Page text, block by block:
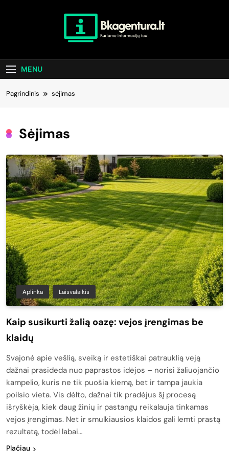
Bkagentura.lt
MENU
Pagrindinis sėjimas
Sėjimas
Aplinka Laisvalaikis
Kaip susikurti žalią oazę: vejos įrengimas be
klaidų
Svajonė apie vešlią, sveiką ir estetiškai patrauklią veją
dažnai prasideda nuo paprastos idėjos – norisi žaliuojančio
kampelio, kuris ne tik puošia kiemą, bet ir tampa jaukia
poilsio vieta. Vis dėlto, dažnai tik pradėjus šį procesą
išryškėja, kiek daug žinių ir pastangų reikalauja tinkamas
vejos įrengimas. Net ir smulkiausios klaidos gali lemti prastą
rezultatą, todėl labai…
Plačiau